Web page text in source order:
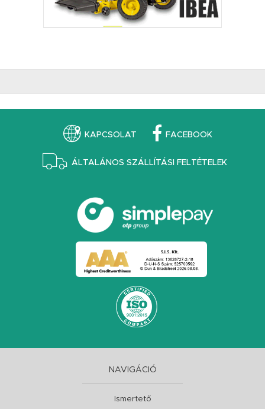
KAPCSOLAT FACEBOOK
ÁLTALÁNOS SZÁLLÍTÁSI FELTÉTELEK
NAVIGÁCIÓ
Ismertető